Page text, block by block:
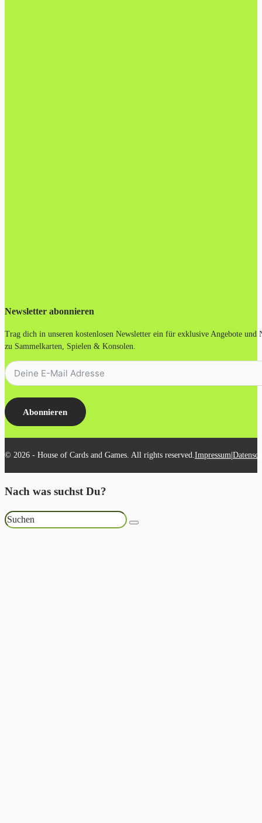
Newsletter abonnieren
Trag dich in unseren kostenlosen Newsletter ein für exklusive Angebote und
zu Sammelkarten, Spielen & Konsolen.
Abonnieren
© 2026 - House of Cards and Games. All rights reserved.Impressum|
Nach was suchst Du?
Suchen